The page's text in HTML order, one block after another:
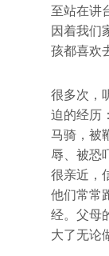
至站在讲
因着我们
孩都喜欢
很多次，
迫的经历
马骑，被
辱、被恐
很亲近，
他们常常
经。父母
大了无论